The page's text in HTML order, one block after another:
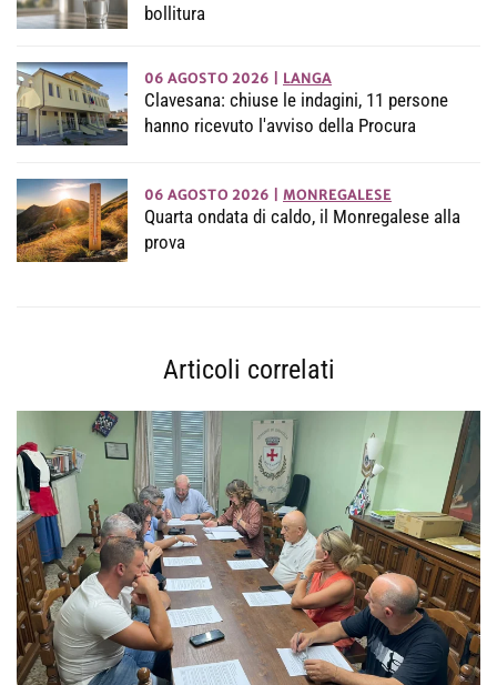
bollitura
06 AGOSTO 2026 LANGA
Clavesana: chiuse le indagini, 11 persone
hanno ricevuto l'avviso della Procura
06 AGOSTO 2026 MONREGALESE
Quarta ondata di caldo, il Monregalese alla
prova
Articoli correlati